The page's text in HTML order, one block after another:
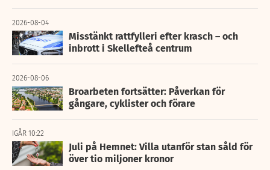
2026-08-04
Misstänkt rattfylleri efter krasch – och
inbrott i Skellefteå centrum
2026-08-06
Broarbeten fortsätter: Påverkan för
gångare, cyklister och förare
IGÅR 10:22
Juli på Hemnet: Villa utanför stan såld för
över tio miljoner kronor